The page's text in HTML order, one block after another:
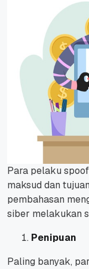
Para pelaku
maksud dan
pembahasan
siber melakukan
Penipuan
Paling banyak,